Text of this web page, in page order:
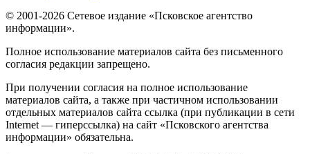
© 2001-2026 Сетевое издание «Псковское агентство
информации».
Полное использование материалов сайта без письменного
согласия редакции запрещено.
При получении согласия на полное использование
материалов сайта, а также при частичном использовании
отдельных материалов сайта ссылка (при публикации в сети
Internet — гиперссылка) на сайт «Псковского агентства
информации» обязательна.